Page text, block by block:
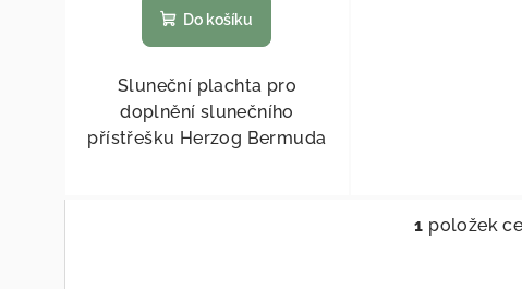
Do košíku
Sluneční plachta pro
doplnění slunečního
přístřešku Herzog Bermuda
1 položek